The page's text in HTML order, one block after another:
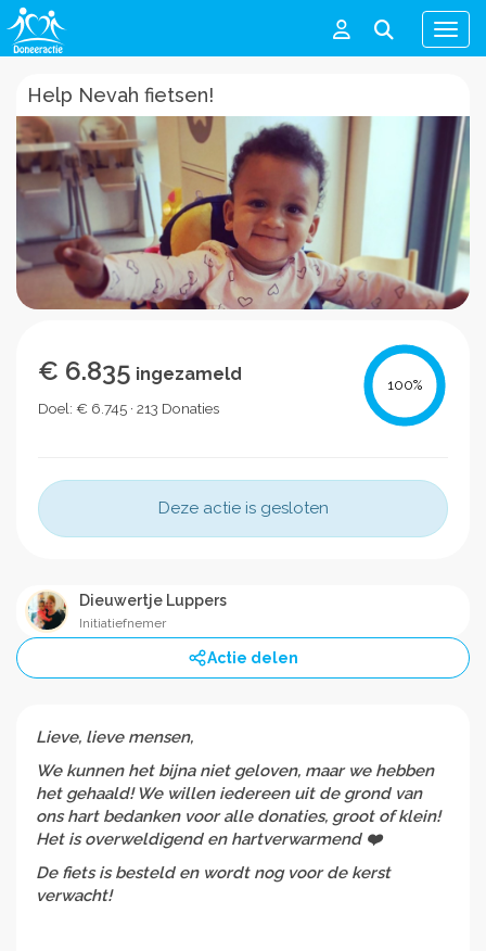
Menu
Help Nevah fietsen!
€ 6.835 ingezameld
Doel: € 6.745 · 213 Donaties
100%
Deze actie is gesloten
Dieuwertje Luppers
Initiatiefnemer
Actie delen
Lieve, lieve mensen,
We kunnen het bijna niet geloven, maar we hebben
het gehaald! We willen iedereen uit de grond van
ons hart bedanken voor alle donaties, groot of klein!
Het is overweldigend en hartverwarmend ❤️
De fiets is besteld en wordt nog voor de kerst
verwacht!